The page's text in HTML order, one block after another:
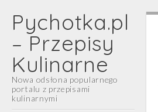
Pychotka.pl
– Przepisy
Kulinarne
Nowa odsłona popularnego
portalu z przepisami
kulinarnymi